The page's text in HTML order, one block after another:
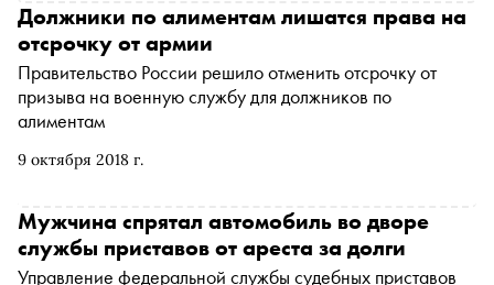
9 октября 2018 г.
Должники по алиментам лишатся права на
отсрочку от армии
Правительство России решило отменить отсрочку от
призыва на военную службу для должников по
алиментам
Мужчина спрятал автомобиль во дворе
службы приставов от ареста за долги
Управление федеральной службы судебных приставов